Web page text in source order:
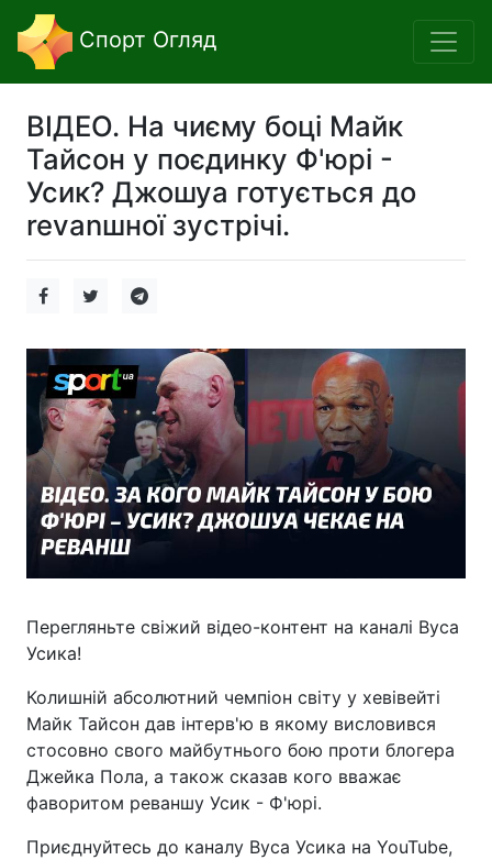
Спорт Огляд
ВІДЕО. На чиєму боці Майк
Тайсон у поєдинку Ф'юрі -
Усик? Джошуа готується до
revanшної зустрічі.
Перегляньте свіжий відео-контент на каналі Вуса
Усика!
Колишній абсолютний чемпіон світу у хевівейті
Майк Тайсон дав інтерв'ю в якому висловився
стосовно свого майбутнього бою проти блогера
Джейка Пола, а також сказав кого вважає
фаворитом реваншу Усик - Ф'юрі.
Приєднуйтесь до каналу Вуса Усика на YouTube,